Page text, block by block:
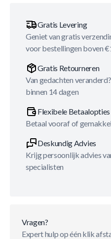
Gratis Levering
Geniet van gratis
voor bestellingen boven
Gratis Retourneren
Van gedachten
binnen 14 dagen
Flexibele Betaalopties
Betaal vooraf of
Deskundig Advies
Krijg persoonlijk advies
specialisten
Vragen?
Expert hulp op één klik